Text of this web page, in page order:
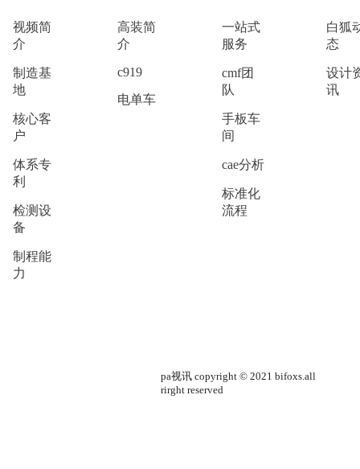
视频简
介
制造基
地
核心客
户
体系专
利
检测设
备
制程能
力
高装简
介
c919
电单车
一站式
服务
cmf团
队
手板车
间
cae分析
标准化
流程
白狐
态
设计
讯
pa视讯 copyright © 2021 bifoxs.all
rirght reserved